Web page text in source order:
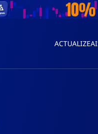
ACTUALIZEAI